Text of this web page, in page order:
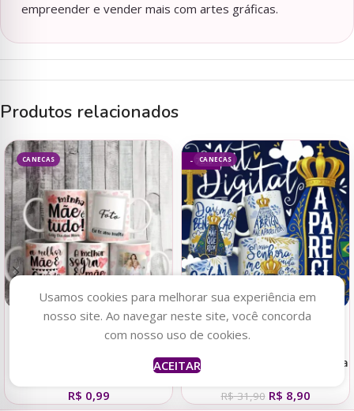
empreender e vender mais com artes gráficas.
Produtos relacionados
CANECAS
Adicionar ao carrinho
R$ 0,99
CANECAS
- 72%
Adicionar ao carrinho
Nossa Senhora de Aparecida
R$31,90 R$ 8,90
Usamos cookies para melhorar sua experiência em
nosso site. Ao navegar neste site, você concorda
com nosso uso de cookies.
ACEITAR